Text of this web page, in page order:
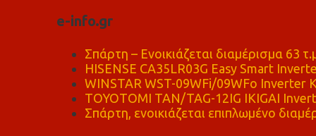
e-info.gr
Σπάρτη – Ενοικιάζεται διαμέρισμα 63
HISENSE CA35LR03G Easy Smart
WINSTAR WST-09WFi/09WFo Inverter
TOYOTOMI TAN/TAG-12IG IKIGAI
Σπάρτη, ενοικιάζεται επιπλωμένο